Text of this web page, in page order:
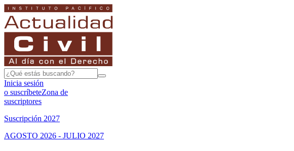
Inicia sesión
o suscríbeteZona de
suscriptores
Suscripción 2027
AGOSTO 2026 - JULIO 2027